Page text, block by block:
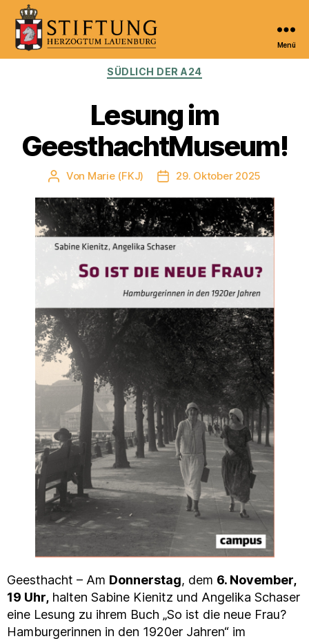
Kulturportal
Menü
Kategorien
SÜDLICH DER A24
Lesung im
GeesthachtMuseum!
Beitragsautor
Von Marie (FKJ) Veröffentlichungsdatum
29. Oktober 2025
Geesthacht – Am Donnerstag, dem 6. November,
19 Uhr, halten Sabine Kienitz und Angelika Schaser
eine Lesung zu ihrem Buch „So ist die neue Frau?
Hamburgerinnen in den 1920er Jahren“ im